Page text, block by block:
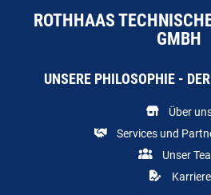
ROTHHAAS
GMBH
UNSERE PHILOSOPHIE -
Über
Services und
Unser
Karriere